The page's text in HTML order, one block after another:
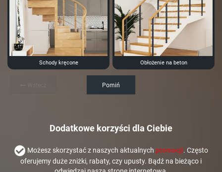
Schody kręcone Obłożenie na beton
Pomiń
Dodatkowe korzyści dla Ciebie
Możesz skorzystać z naszych aktualnych promocji. Często
oferujemy duże zniżki, rabaty, czy upusty. Bądź na bieżąco i